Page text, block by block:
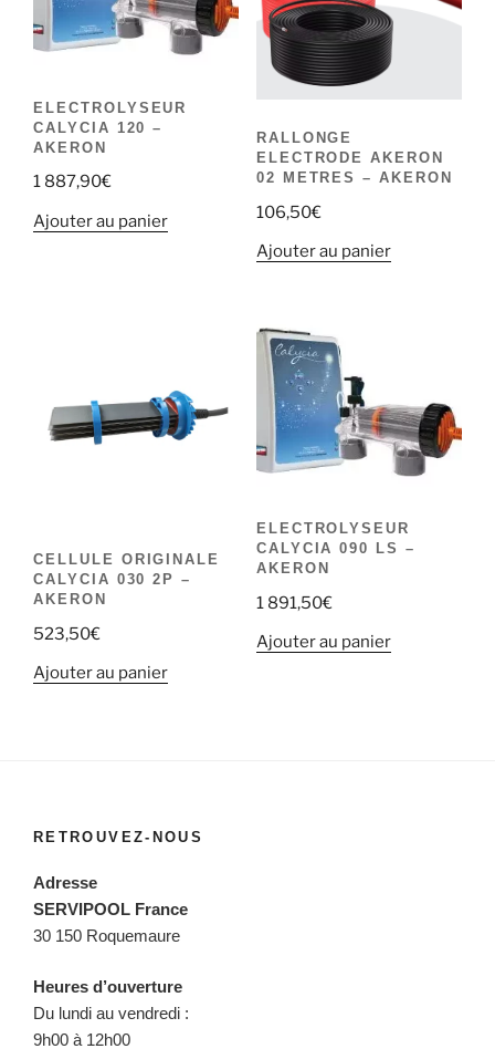
ELECTROLYSEUR
CALYCIA 120 –
AKERON
1 887,90€
Ajouter au panier
RALLONGE
ELECTRODE AKERON
02 METRES – AKERON
106,50€
Ajouter au panier
CELLULE ORIGINALE
CALYCIA 030 2P –
AKERON
523,50€
Ajouter au panier
ELECTROLYSEUR
CALYCIA 090 LS –
AKERON
1 891,50€
Ajouter au panier
RETROUVEZ-NOUS
Adresse
SERVIPOOL France
30 150 Roquemaure
Heures d’ouverture
Du lundi au vendredi :
9h00 à 12h00